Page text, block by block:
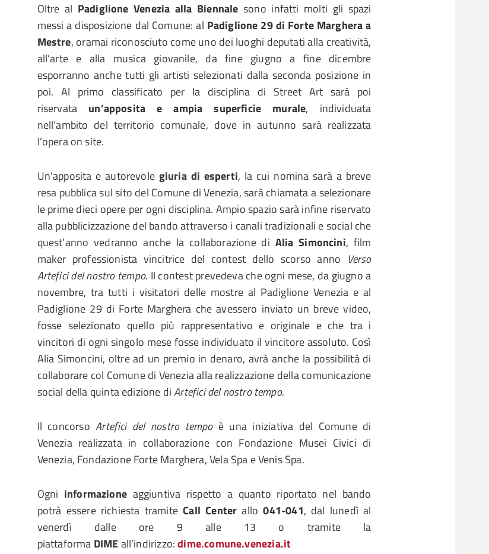
Oltre al Padiglione Venezia alla Biennale sono infatti molti gli spazi
messi a disposizione dal Comune: al Padiglione 29 di Forte Marghera a
Mestre, oramai riconosciuto come uno dei luoghi deputati alla creatività,
all’arte e alla musica giovanile, da fine giugno a fine dicembre
esporranno anche tutti gli artisti selezionati dalla seconda posizione in
poi. Al primo classificato per la disciplina di Street Art sarà poi
riservata un’apposita e ampia superficie murale, individuata
nell’ambito del territorio comunale, dove in autunno sarà realizzata
l’opera on site.
Un'apposita e autorevole giuria di esperti, la cui nomina sarà a breve
resa pubblica sul sito del Comune di Venezia, sarà chiamata a selezionare
le prime dieci opere per ogni disciplina. Ampio spazio sarà infine riservato
alla pubblicizzazione del bando attraverso i canali tradizionali e social che
quest’anno vedranno anche la collaborazione di Alia Simoncini, film
maker professionista vincitrice del contest dello scorso anno Verso
Artefici del nostro tempo. Il contest prevedeva che ogni mese, da giugno a
novembre, tra tutti i visitatori delle mostre al Padiglione Venezia e al
Padiglione 29 di Forte Marghera che avessero inviato un breve video,
fosse selezionato quello più rappresentativo e originale e che tra i
vincitori di ogni singolo mese fosse individuato il vincitore assoluto. Così
Alia Simoncini, oltre ad un premio in denaro, avrà anche la possibilità di
collaborare col Comune di Venezia alla realizzazione della comunicazione
social della quinta edizione diArtefici del nostro tempo.
Il concorso Artefici del nostro tempo è una iniziativa del Comune di
Venezia realizzata in collaborazione con Fondazione Musei Civici di
Venezia, Fondazione Forte Marghera, Vela Spa e Venis Spa.
Ogni informazione aggiuntiva rispetto a quanto riportato nel bando
potrà essere richiesta tramiteCall Center allo041-041, dal lunedì al
venerdì dalle ore 9 alle 13 o tramite la
piattaforma DIMEall’indirizzo:dime.comune.venezia.it